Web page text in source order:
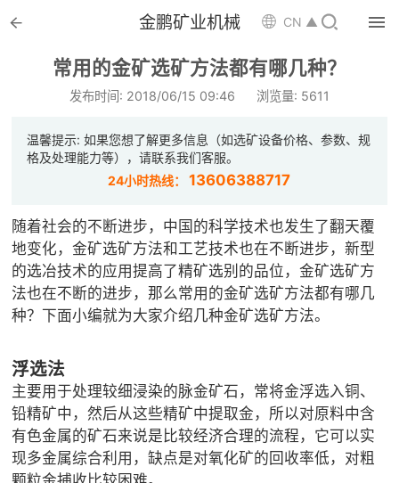
 金鹏矿业机械 CN ▲ 
常用的金矿选矿方法都有哪几种？
发布时间: 2018/06/15 09:46 浏览量: 5611
温馨提示: 如果您想了解更多信息（如选矿设备价格、参数、规
格及处理能力等），请联系我们客服。
24小时热线：13606388717
随着社会的不断进步，中国的科学技术也发生了翻天覆
地变化，金矿选矿方法和工艺技术也在不断进步，新型
的选冶技术的应用提高了精矿选别的品位，金矿选矿方
法也在不断的进步，那么常用的金矿选矿方法都有哪几
种？下面小编就为大家介绍几种金矿选矿方法。
浮选法
主要用于处理较细浸染的脉金矿石，常将金浮选入铜、
铅精矿中，然后从这些精矿中提取金，所以对原料中含
有色金属的矿石来说是比较经济合理的流程，它可以实
现多金属综合利用，缺点是对氧化矿的回收率低，对粗
 首页
 选矿设备
 配件耗材

 选矿总包
 案例中心
 服务体系
 矿山设计院
 选矿实验室